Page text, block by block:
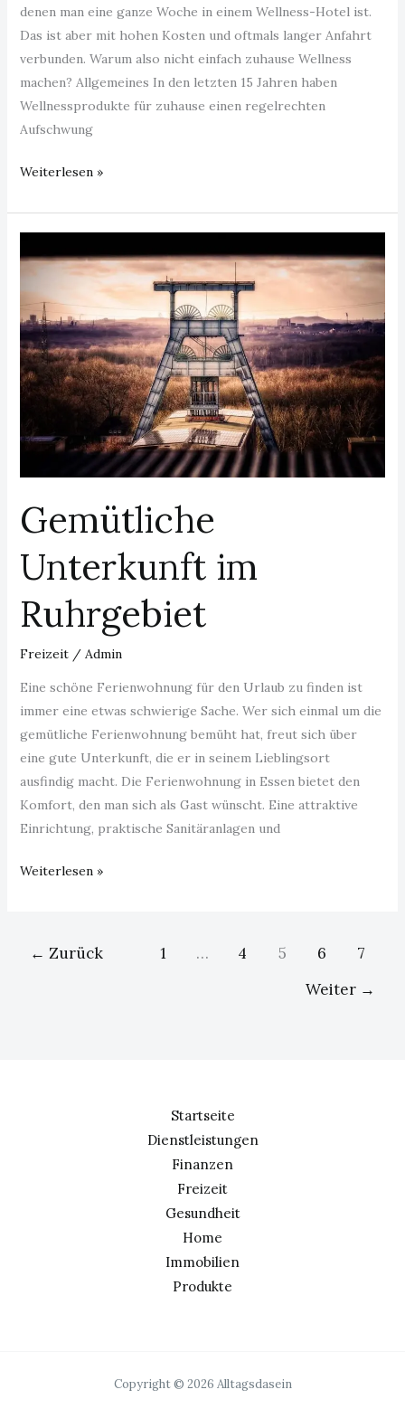
denen man eine ganze Woche in einem Wellness-Hotel ist.
Das ist aber mit hohen Kosten und oftmals langer Anfahrt
verbunden. Warum also nicht einfach zuhause Wellness
machen? Allgemeines In den letzten 15 Jahren haben
Wellnessprodukte für zuhause einen regelrechten
Aufschwung
Weiterlesen »
Gemütliche
Unterkunft im
Ruhrgebiet
Freizeit/ Admin
Eine schöne Ferienwohnung für den Urlaub zu finden ist
immer eine etwas schwierige Sache. Wer sich einmal um die
gemütliche Ferienwohnung bemüht hat, freut sich über
eine gute Unterkunft, die er in seinem Lieblingsort
ausfindig macht. Die Ferienwohnung in Essen bietet den
Komfort, den man sich als Gast wünscht. Eine attraktive
Einrichtung, praktische Sanitäranlagen und
Unterkunft
im
Ruhrgebiet
Weiterlesen »
← Zurück 1 … 4 5 6
7
Weiter →
Startseite
Dienstleistungen
Finanzen
Freizeit
Gesundheit
Home
Immobilien
Produkte
Copyright © 2026 Alltagsdasein